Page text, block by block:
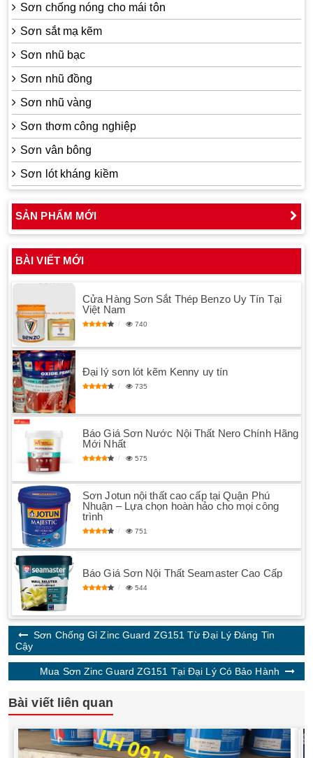
Sơn chống nóng cho mái tôn
Sơn sắt mạ kẽm
Sơn nhũ bạc
Sơn nhũ đồng
Sơn nhũ vàng
Sơn thơm công nghiệp
Sơn vân bông
Sơn lót kháng kiềm
SẢN PHẨM MỚI
BÀI VIẾT MỚI
Cửa Hàng Sơn Sắt Thép Benzo Uy Tín Tại
Việt Nam
740
Đại lý sơn lót kẽm Kenny uy tín
735
Báo Giá Sơn Nước Nội Thất Nero Chính Hãng
Mới Nhất
575
Sơn Jotun nội thất cao cấp tại Quận Phú
Nhuận – Lựa chọn hoàn hảo cho mọi công
trình
751
Báo Giá Sơn Nội Thất Seamaster Cao Cấp
544
Sơn Chống Gỉ Zinc Guard ZG151 Từ Đại Lý Đáng Tin
Cậy
Mua Sơn Zinc Guard ZG151 Tại Đại Lý Có Bảo Hành
Bài viết liên quan